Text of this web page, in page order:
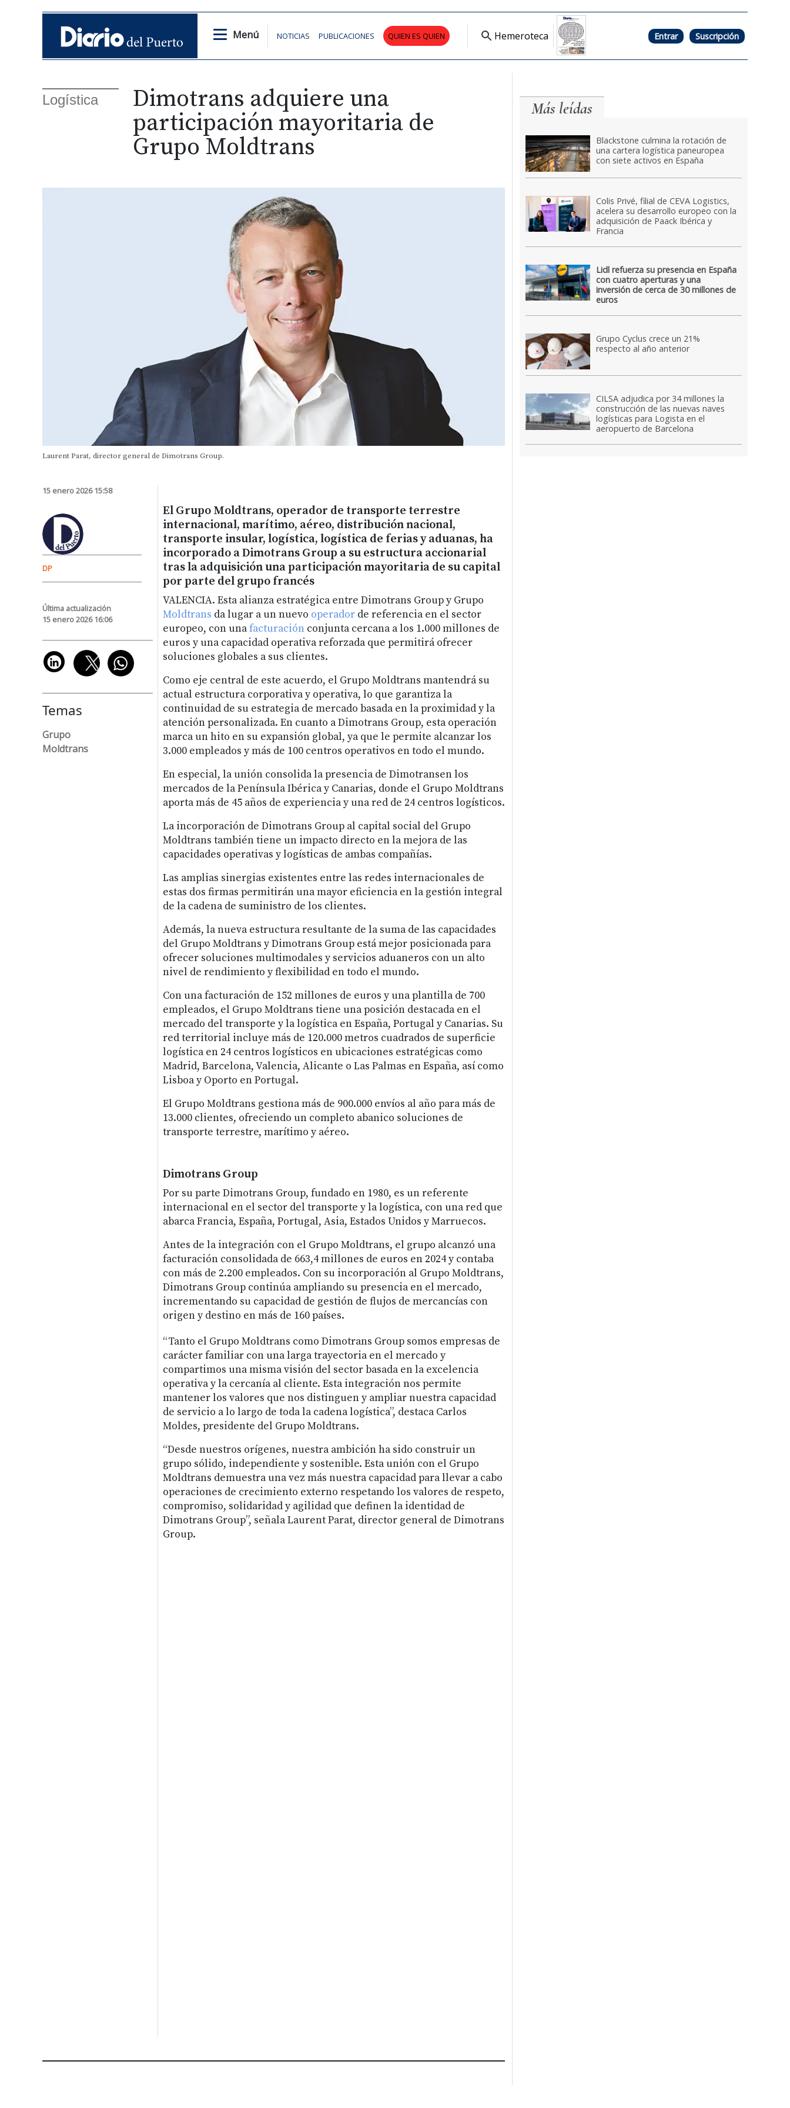
Menú NOTICIAS PUBLICACIONES QUIEN ES QUIEN Hemeroteca Entrar Suscripción
Logística
Dimotrans adquiere una
participación mayoritaria de
Grupo Moldtrans
Laurent Parat, director general de Dimotrans Group.
15 enero 2026 15:58
DP
Última actualización
15 enero 2026 16:06
Temas
Grupo
Moldtrans
El Grupo Moldtrans, operador de transporte terrestre
internacional, marítimo, aéreo, distribución nacional,
transporte insular, logística, logística de ferias y aduanas, ha
incorporado a Dimotrans Group a su estructura accionarial
tras la adquisición una participación mayoritaria de su capital
por parte del grupo francés
VALENCIA. Esta alianza estratégica entre Dimotrans Group y Grupo
Moldtrans da lugar a un nuevo operadorde referencia en el sector
europeo, con unafacturaciónconjunta cercana a los 1.000 millones de
euros y una capacidad operativa reforzada que permitirá ofrecer
soluciones globales a sus clientes.
Como eje central de este acuerdo, el Grupo Moldtrans mantendrá su
actual estructura corporativa y operativa, lo que garantiza la
continuidad de su estrategia de mercado basada en la proximidad y la
atención personalizada. En cuanto a Dimotrans Group, esta operación
marca un hito en su expansión global, ya que le permite alcanzar los
3.000 empleados y más de 100 centros operativos en todo el mundo.
En especial, la unión consolida la presencia de Dimotransen los
mercados de la Península Ibérica y Canarias, donde el Grupo Moldtrans
aporta más de 45 años de experiencia y una red de 24 centros logísticos.
La incorporación de Dimotrans Group al capital social del Grupo
Moldtrans también tiene un impacto directo en la mejora de las
capacidades operativas y logísticas de ambas compañías.
Las amplias sinergias existentes entre las redes internacionales de
estas dos firmas permitirán una mayor eficiencia en la gestión integral
de la cadena de suministro de los clientes.
Además, la nueva estructura resultante de la suma de las capacidades
del Grupo Moldtrans y Dimotrans Group está mejor posicionada para
ofrecer soluciones multimodales y servicios aduaneros con un alto
nivel de rendimiento y flexibilidad en todo el mundo.
Con una facturación de 152 millones de euros y una plantilla de 700
empleados, el Grupo Moldtrans tiene una posición destacada en el
mercado del transporte y la logística en España, Portugal y Canarias. Su
red territorial incluye más de 120.000 metros cuadrados de superficie
logística en 24 centros logísticos en ubicaciones estratégicas como
Madrid, Barcelona, Valencia, Alicante o Las Palmas en España, así como
Lisboa y Oporto en Portugal.
El Grupo Moldtrans gestiona más de 900.000 envíos al año para más de
13.000 clientes, ofreciendo un completo abanico soluciones de
transporte terrestre, marítimo y aéreo.
Dimotrans Group
Por su parte Dimotrans Group, fundado en 1980, es un referente
internacional en el sector del transporte y la logística, con una red que
abarca Francia, España, Portugal, Asia, Estados Unidos y Marruecos.
Antes de la integración con el Grupo Moldtrans, el grupo alcanzó una
facturación consolidada de 663,4 millones de euros en 2024 y contaba
con más de 2.200 empleados. Con su incorporación al Grupo Moldtrans,
Dimotrans Group continúa ampliando su presencia en el mercado,
incrementando su capacidad de gestión de flujos de mercancías con
origen y destino en más de 160 países.
“Tanto el Grupo Moldtrans como Dimotrans Group somos empresas de
carácter familiar con una larga trayectoria en el mercado y
compartimos una misma visión del sector basada en la excelencia
operativa y la cercanía al cliente. Esta integración nos permite
mantener los valores que nos distinguen y ampliar nuestra capacidad
de servicio a lo largo de toda la cadena logística”, destaca Carlos
Moldes, presidente del Grupo Moldtrans.
“Desde nuestros orígenes, nuestra ambición ha sido construir un
grupo sólido, independiente y sostenible. Esta unión con el Grupo
Moldtrans demuestra una vez más nuestra capacidad para llevar a cabo
operaciones de crecimiento externo respetando los valores de respeto,
compromiso, solidaridad y agilidad que definen la identidad de
Dimotrans Group”, señala Laurent Parat, director general de Dimotrans
Group.
Más leídas
Blackstone culmina la rotación de
una cartera logística paneuropea
con siete activos en España
Colis Privé, filial de CEVA Logistics,
acelera su desarrollo europeo con la
adquisición de Paack Ibérica y
Francia
Lidl refuerza su presencia en España
con cuatro aperturas y una
inversión de cerca de 30 millones de
euros
Grupo Cyclus crece un 21%
respecto al año anterior
CILSA adjudica por 34 millones la
construcción de las nuevas naves
logísticas para Logista en el
aeropuerto de Barcelona